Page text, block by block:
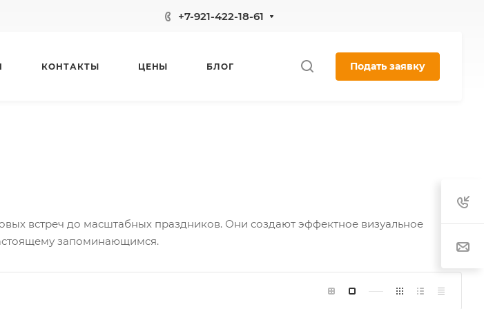
+7-921-422-18-61
КОНТАКТЫ ЦЕНЫ БЛОГ Подать заявку
встреч до масштабных праздников. Они создают эффектное визуальное
запоминающимся.